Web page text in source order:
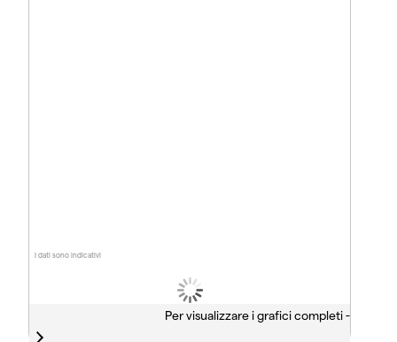
I dati sono indicativi
Per visualizzare i grafici completi -